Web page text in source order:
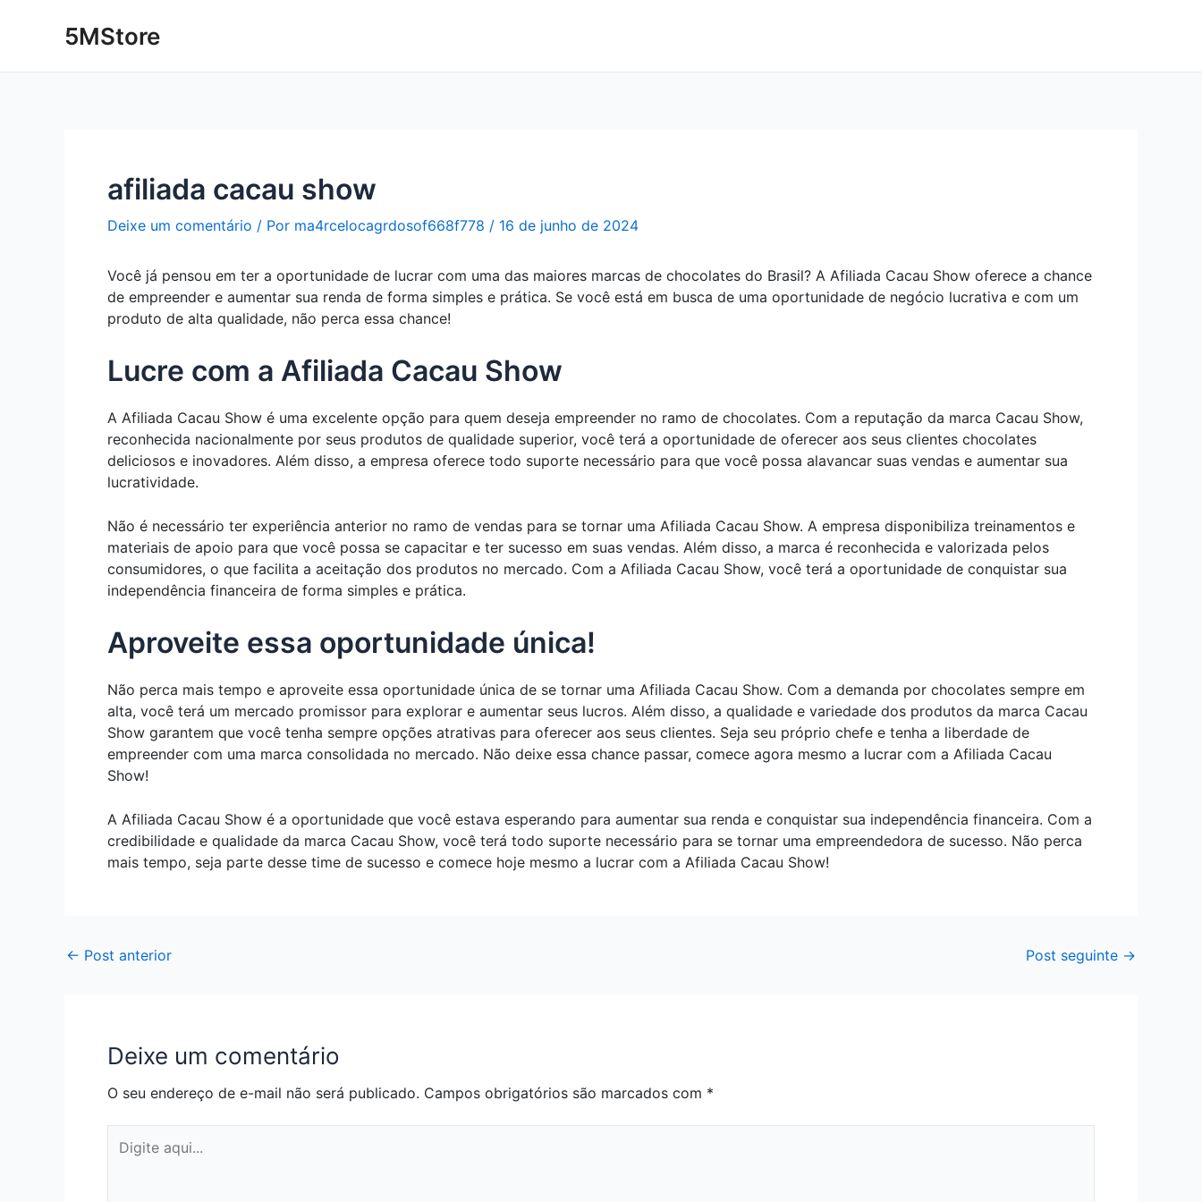
5MStore
afiliada cacau show
Deixe um comentário / Por ma4rcelocagrdosof668f778 / 16 de junho de 2024
Você já pensou em ter a oportunidade de lucrar com uma das maiores marcas de chocolates do Brasil? A Afiliada Cacau Show oferece a chance
de empreender e aumentar sua renda de forma simples e prática. Se você está em busca de uma oportunidade de negócio lucrativa e com um
produto de alta qualidade, não perca essa chance!
Lucre com a Afiliada Cacau Show
A Afiliada Cacau Show é uma excelente opção para quem deseja empreender no ramo de chocolates. Com a reputação da marca Cacau Show,
reconhecida nacionalmente por seus produtos de qualidade superior, você terá a oportunidade de oferecer aos seus clientes chocolates
deliciosos e inovadores. Além disso, a empresa oferece todo suporte necessário para que você possa alavancar suas vendas e aumentar sua
lucratividade.
Não é necessário ter experiência anterior no ramo de vendas para se tornar uma Afiliada Cacau Show. A empresa disponibiliza treinamentos e
materiais de apoio para que você possa se capacitar e ter sucesso em suas vendas. Além disso, a marca é reconhecida e valorizada pelos
consumidores, o que facilita a aceitação dos produtos no mercado. Com a Afiliada Cacau Show, você terá a oportunidade de conquistar sua
independência financeira de forma simples e prática.
Aproveite essa oportunidade única!
Não perca mais tempo e aproveite essa oportunidade única de se tornar uma Afiliada Cacau Show. Com a demanda por chocolates sempre em
alta, você terá um mercado promissor para explorar e aumentar seus lucros. Além disso, a qualidade e variedade dos produtos da marca Cacau
Show garantem que você tenha sempre opções atrativas para oferecer aos seus clientes. Seja seu próprio chefe e tenha a liberdade de
empreender com uma marca consolidada no mercado. Não deixe essa chance passar, comece agora mesmo a lucrar com a Afiliada Cacau
Show!
A Afiliada Cacau Show é a oportunidade que você estava esperando para aumentar sua renda e conquistar sua independência financeira. Com a
credibilidade e qualidade da marca Cacau Show, você terá todo suporte necessário para se tornar uma empreendedora de sucesso. Não perca
mais tempo, seja parte desse time de sucesso e comece hoje mesmo a lucrar com a Afiliada Cacau Show!
navigation
← Post anterior Post seguinte →
Deixe um comentário
O seu endereço de e-mail não será publicado. Campos obrigatórios são marcados com *
aqui...